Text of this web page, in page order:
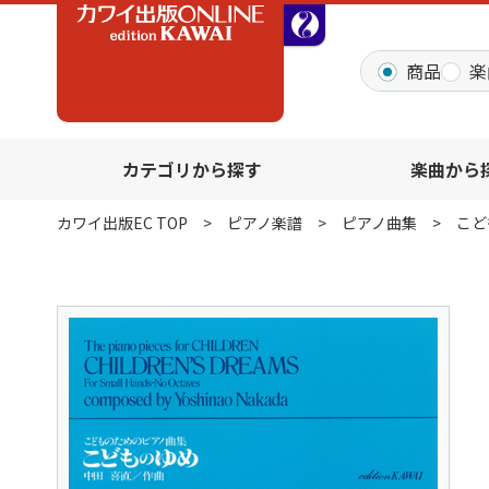
商品
カテゴリから探す 楽曲から
カワイ出版EC TOP ピアノ楽譜 ピアノ曲集 こ